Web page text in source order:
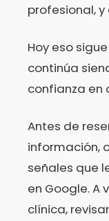
profesional,
Hoy eso
continúa
confianza en
Antes de
información,
señales que
en Google. A
clínica,